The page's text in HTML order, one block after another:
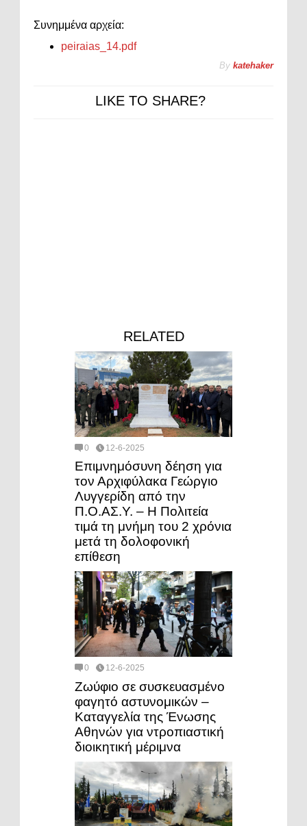
Συνημμένα αρχεία:
peiraias_14.pdf
By katehaker
LIKE TO SHARE?
RELATED
0 12-6-2025
Επιμνημόσυνη δέηση για
τον Αρχιφύλακα Γεώργιο
Λυγγερίδη από την
Π.Ο.ΑΣ.Υ. – Η Πολιτεία
τιμά τη μνήμη του 2 χρόνια
μετά τη δολοφονική
επίθεση
0 12-6-2025
Ζωύφιο σε συσκευασμένο
φαγητό αστυνομικών –
Καταγγελία της Ένωσης
Αθηνών για ντροπιαστική
διοικητική μέριμνα